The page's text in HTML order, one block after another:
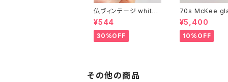
仏ヴィンテージ white l
ucite confetti 山型イ
ヤリング
¥544
30%OFF
70s McKee
ompany ハンドペイン
トハンド小皿（赤
¥5,400
10%OFF
その他の商品